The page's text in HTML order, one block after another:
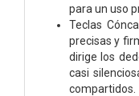
para un uso
Teclas
precisas y
dirige los
casi
compartidos.